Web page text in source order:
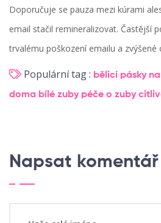
Doporučuje se pauza mezi kúrami
email stačil remineralizovat. Častější
trvalému poškození emailu a zvýšené
Populární tag : bělicí pásky
doma bílé zuby péče o zuby
Napsat komentář